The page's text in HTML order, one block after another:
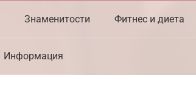
Знаменитости Фитнес и диета
Информация